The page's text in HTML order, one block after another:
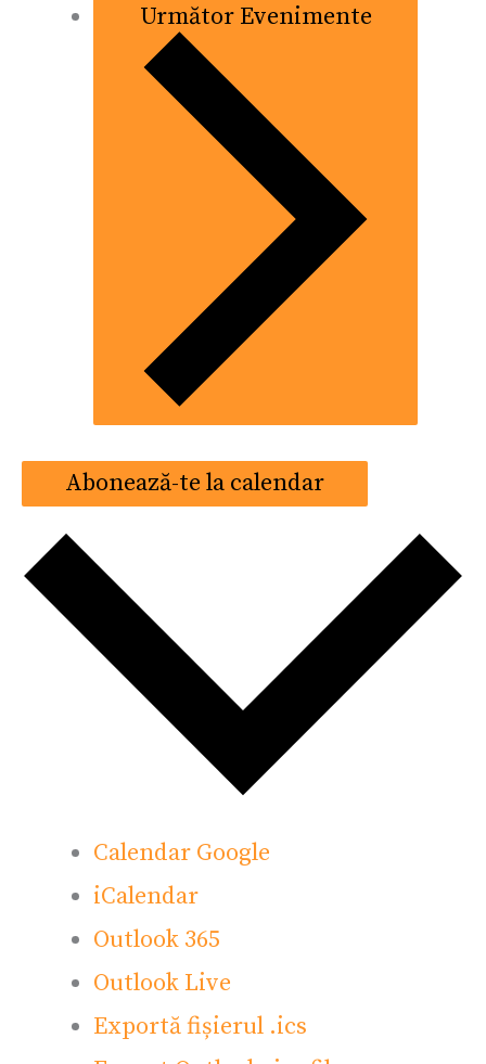
Următor Evenimente
Abonează-te la calendar
Calendar Google
iCalendar
Outlook 365
Outlook Live
Exportă fișierul .ics